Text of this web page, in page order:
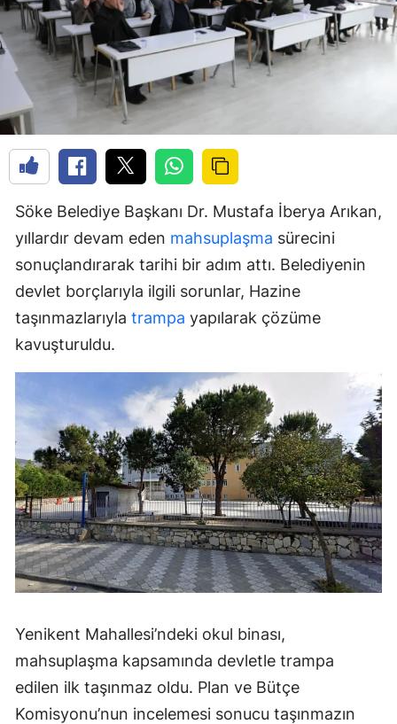
Söke Belediye Başkanı Dr. Mustafa İberya Arıkan,
yıllardır devam eden mahsuplaşma sürecini
sonuçlandırarak tarihi bir adım attı. Belediyenin
devlet borçlarıyla ilgili sorunlar, Hazine
taşınmazlarıyla trampa yapılarak çözüme
kavuşturuldu.
Yenikent Mahallesi’ndeki okul binası,
mahsuplaşma kapsamında devletle trampa
edilen ilk taşınmaz oldu. Plan ve Bütçe
Komisyonu’nun incelemesi sonucu taşınmazın